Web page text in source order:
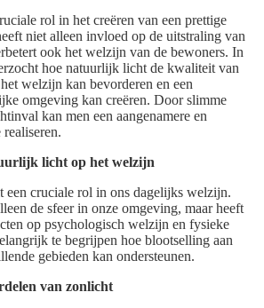
rol in het creëren van een prettige
niet alleen invloed op de uitstraling van
ook het welzijn van de bewoners. In
hoe natuurlijk licht de kwaliteit van
welzijn kan bevorderen en een
omgeving kan creëren. Door slimme
kan men een aangenamere en
licht op het welzijn
een cruciale rol in ons dagelijks welzijn.
de sfeer in onze omgeving, maar heeft
op psychologisch welzijn en fysieke
te begrijpen hoe blootselling aan
gebieden kan ondersteunen.
van zonlicht